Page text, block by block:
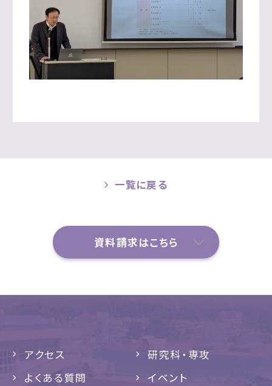
一覧に戻る
資料請求はこちら
アクセス
研究科・専攻
よくある質問
イベント